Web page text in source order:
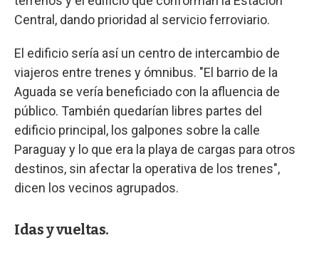
Central, dando prioridad al servicio ferroviario.
El edificio sería así un centro de intercambio de
viajeros entre trenes y ómnibus. "El barrio de la
Aguada se vería beneficiado con la afluencia de
público. También quedarían libres partes del
edificio principal, los galpones sobre la calle
Paraguay y lo que era la playa de cargas para otros
destinos, sin afectar la operativa de los trenes",
dicen los vecinos agrupados.
Idas y vueltas.